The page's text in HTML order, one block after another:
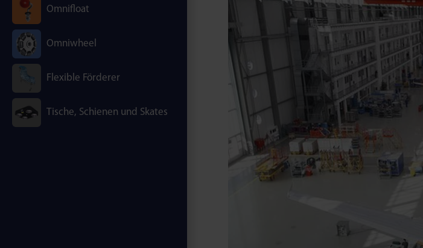
Omnifloat
Omniwheel
Flexible Förderer
Tische, Schienen und Skates